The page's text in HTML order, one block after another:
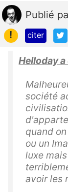
Publié
!
citer
Helloday
société
quand
ou un
luxe
avoir les